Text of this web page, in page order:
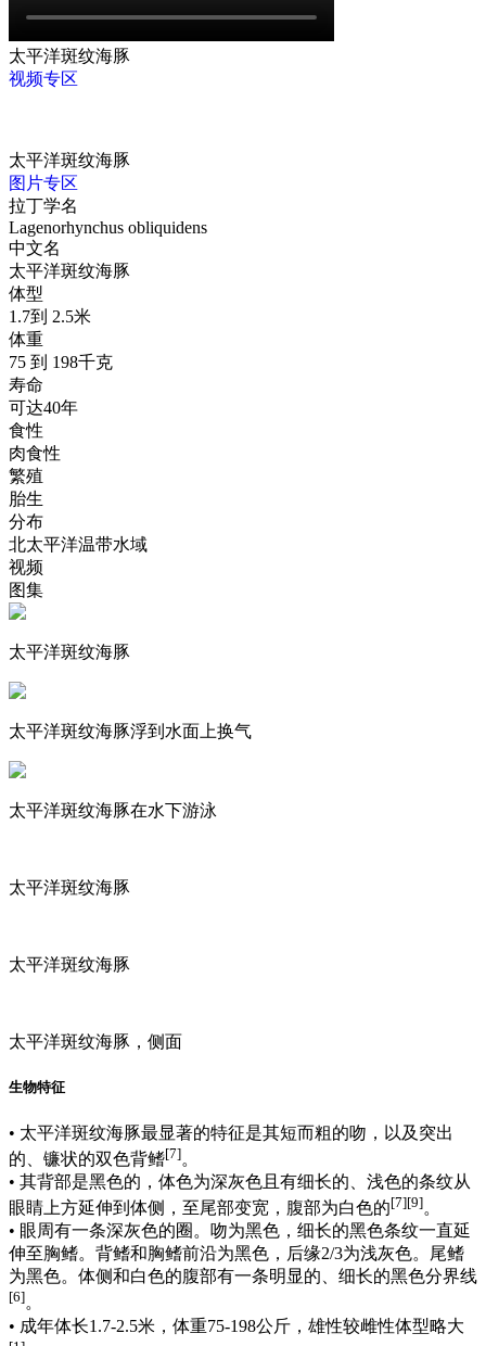
太平洋斑纹海豚
视频专区
太平洋斑纹海豚
图片专区
拉丁学名
Lagenorhynchus obliquidens
中文名
太平洋斑纹海豚
体型
1.7到 2.5米
体重
75 到 198千克
寿命
可达40年
食性
肉食性
繁殖
胎生
分布
北太平洋温带水域
视频
图集
太平洋斑纹海豚
太平洋斑纹海豚浮到水面上换气
太平洋斑纹海豚在水下游泳
太平洋斑纹海豚
太平洋斑纹海豚
太平洋斑纹海豚，侧面
生物特征
• 太平洋斑纹海豚最显著的特征是其短而粗的吻，以及突出
的、镰状的双色背鳍[7]。
• 其背部是黑色的，体色为深灰色且有细长的、浅色的条纹从
眼睛上方延伸到体侧，至尾部变宽，腹部为白色的[7][9]。
• 眼周有一条深灰色的圈。吻为黑色，细长的黑色条纹一直延
伸至胸鳍。背鳍和胸鳍前沿为黑色，后缘2/3为浅灰色。尾鳍
为黑色。体侧和白色的腹部有一条明显的、细长的黑色分界线
[6]。
• 成年体长1.7-2.5米，体重75-198公斤，雄性较雌性体型略大